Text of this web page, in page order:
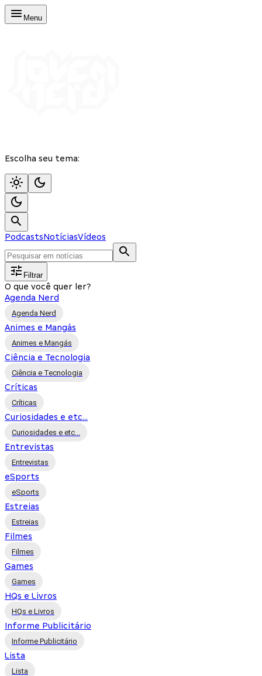
Menu
Escolha seu tema:
PodcastsNotíciasVídeos
Filtrar
O que você quer ler?
Agenda Nerd
Agenda Nerd
Animes e Mangás
Animes e Mangás
Ciência e Tecnologia
Ciência e Tecnologia
Críticas
Críticas
Curiosidades e etc...
Curiosidades e etc...
Entrevistas
Entrevistas
eSports
eSports
Estreias
Estreias
Filmes
Filmes
Games
Games
HQs e Livros
HQs e Livros
Informe Publicitário
Informe Publicitário
Lista
Lista